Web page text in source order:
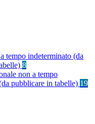
tempo indeterminato (da
8
non a tempo
pubblicare in tabelle) 19